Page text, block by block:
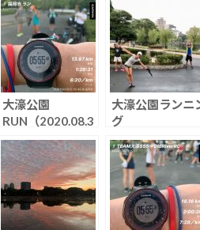
大濠公園
RUN（2020.08.3
0）
大濠公園ランニ
グ
（2020.09.11）